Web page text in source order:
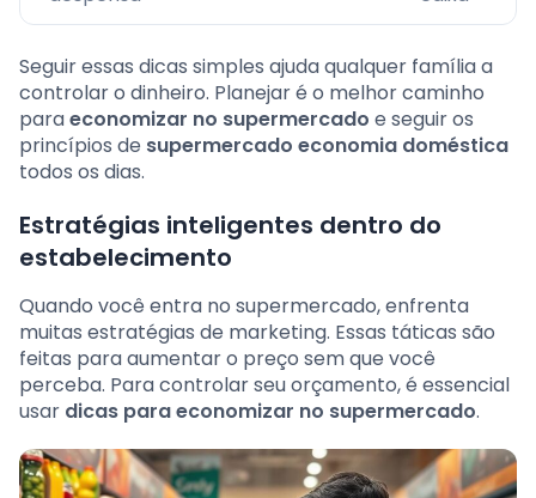
Seguir essas dicas simples ajuda qualquer família a
controlar o dinheiro. Planejar é o melhor caminho
paraeconomizar no supermercado e seguir os
princípios de supermercado economia doméstica
todos os dias.
Estratégias inteligentes dentro do
estabelecimento
Quando você entra no supermercado, enfrenta
muitas estratégias de marketing. Essas táticas são
feitas para aumentar o preço sem que você
perceba. Para controlar seu orçamento, é essencial
usar dicas para economizar no supermercado.